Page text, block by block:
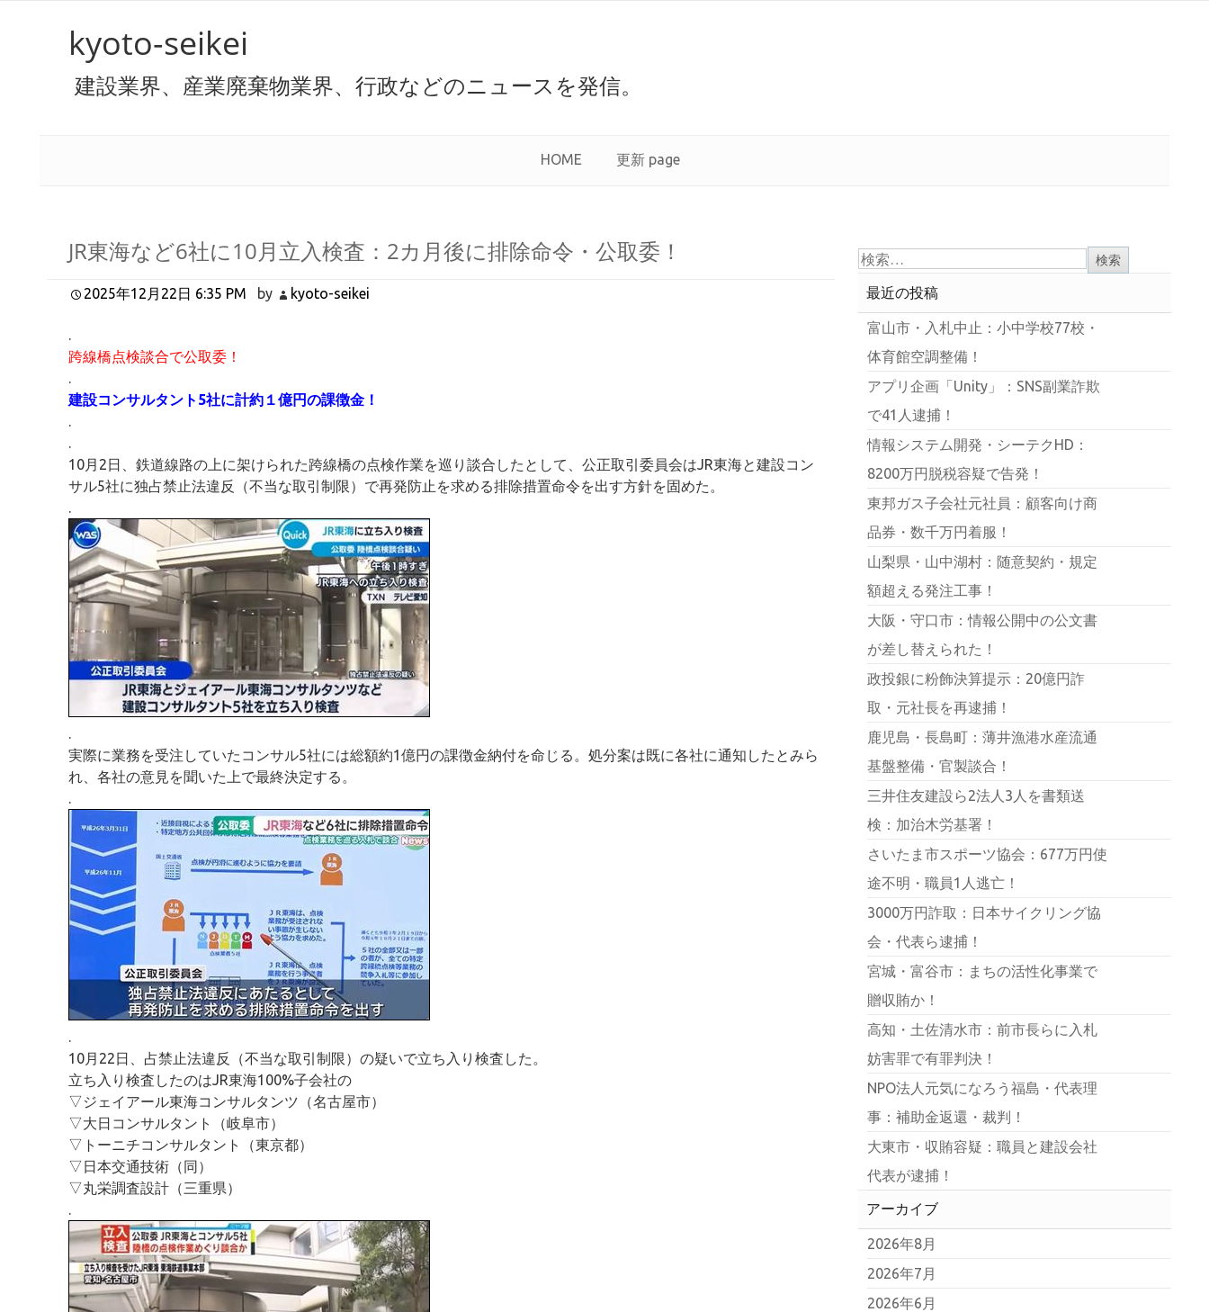
kyoto-seikei
建設業界、産業廃棄物業界、行政などのニュースを発信。
HOME 更新 page
JR東海など6社に10月立入検査：2カ月後に排除命令・公取委！
2025年12月22日 6:35 PM by kyoto-seikei
.
跨線橋点検談合で公取委！
.
建設コンサルタント5社に計約１億円の課徴金！
.
.
10月2日、鉄道線路の上に架けられた跨線橋の点検作業を巡り談合したとして、公正取引委員会はJR東海と建設コン
サル5社に独占禁止法違反（不当な取引制限）で再発防止を求める排除措置命令を出す方針を固めた。
.
.
実際に業務を受注していたコンサル5社には総額約1億円の課徴金納付を命じる。処分案は既に各社に通知したとみら
れ、各社の意見を聞いた上で最終決定する。
.
.
10月22日、占禁止法違反（不当な取引制限）の疑いで立ち入り検査した。
立ち入り検査したのはJR東海100%子会社の
▽ジェイアール東海コンサルタンツ（名古屋市）
▽大日コンサルタント（岐阜市）
▽トーニチコンサルタント（東京都）
▽日本交通技術（同）
▽丸栄調査設計（三重県）
.
最近の投稿
富山市・入札中止：小中学校77校・
体育館空調整備！
アプリ企画「Unity」：SNS副業詐欺
で41人逮捕！
情報システム開発・シーテクHD：
8200万円脱税容疑で告発！
東邦ガス子会社元社員：顧客向け商
品券・数千万円着服！
山梨県・山中湖村：随意契約・規定
額超える発注工事！
大阪・守口市：情報公開中の公文書
が差し替えられた！
政投銀に粉飾決算提示：20億円詐
取・元社長を再逮捕！
鹿児島・長島町：薄井漁港水産流通
基盤整備・官製談合！
三井住友建設ら2法人3人を書類送
検：加治木労基署！
さいたま市スポーツ協会：677万円使
途不明・職員1人逃亡！
3000万円詐取：日本サイクリング協
会・代表ら逮捕！
宮城・富谷市：まちの活性化事業で
贈収賄か！
高知・土佐清水市：前市長らに入札
妨害罪で有罪判決！
NPO法人元気になろう福島・代表理
事：補助金返還・裁判！
大東市・収賄容疑：職員と建設会社
代表が逮捕！
アーカイブ
2026年8月
2026年7月
2026年6月